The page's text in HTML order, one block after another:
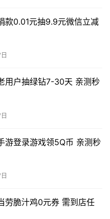
款0.01元抽9.9元微信立减
用户抽绿钻7-30天 亲测秒
游登录游戏领5Q币 亲测秒
劳脆汁鸡0元券 需到店任